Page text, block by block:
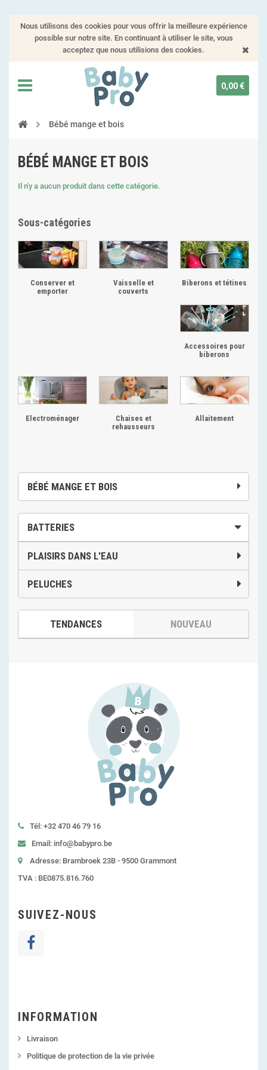
Nous utilisons des cookies pour vous offrir la meilleure expérience
possible sur notre site. En continuant à utiliser le site, vous
acceptez que nous utilisions des cookies.
0,00 €
Bébé mange et bois
BÉBÉ MANGE ET BOIS
BATTERIES
PLAISIRS DANS L'EAU
PELUCHES
TENDANCES NOUVEAU
BÉBÉ MANGE ET BOIS
Il n'y a aucun produit dans cette catégorie.
Sous-catégories
Conserver et
emporter
Vaisselle et
couverts
Biberons et tétines
Accessoires pour
biberons
Electroménager
Chaises et
rehausseurs
Allaitement
Tél: +32 470 46 79 16
Email: info@babypro.be
Adresse: Brambroek 23B - 9500 Grammont
TVA : BE0875.816.760
SUIVEZ-NOUS
INFORMATION
Livraison
Politique de protection de la vie privée